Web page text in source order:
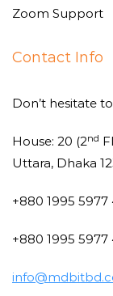
Zoom Support
Contact Info
Don’t hesitate
House: 20 (2nd
Uttara, Dhaka
+880 1995 5977
+880 1995 5977